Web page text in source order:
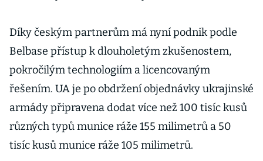
Díky českým partnerům má nyní podnik podle
Belbase přístup k dlouholetým zkušenostem,
pokročilým technologiím a licencovaným
řešením. UA je po obdržení objednávky ukrajinské
armády připravena dodat více než 100 tisíc kusů
různých typů munice ráže 155 milimetrů a 50
tisíc kusů munice ráže 105 milimetrů.